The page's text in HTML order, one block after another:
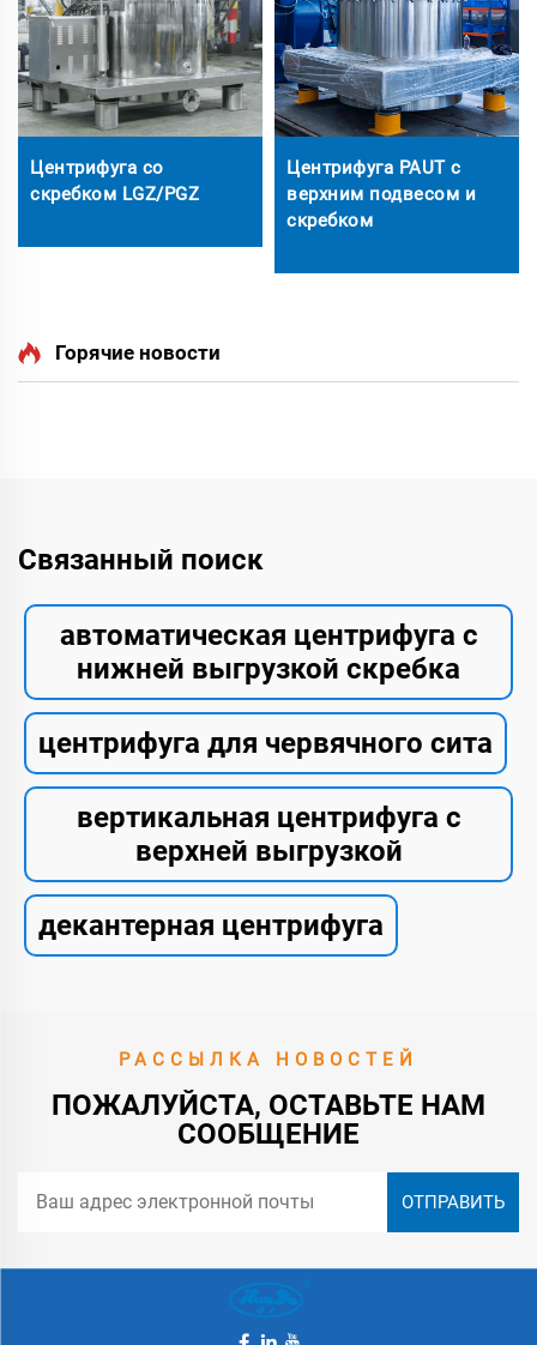
Центрифуга со
скребком LGZ/PGZ
Центрифуга PAUT с
верхним подвесом и
скребком
Горячие новости
Связанный поиск
автоматическая центрифуга с
нижней выгрузкой скребка
центрифуга для червячного сита
вертикальная центрифуга с
верхней выгрузкой
декантерная центрифуга
РАССЫЛКА НОВОСТЕЙ
ПОЖАЛУЙСТА, ОСТАВЬТЕ НАМ
СООБЩЕНИЕ